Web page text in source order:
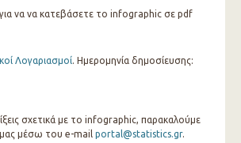
για να να κατεβάσετε το infographic σε pdf
Λογαριασμοί. Ημερομηνία δημοσίευσης:
σχετικά με το infographic, παρακαλούμε
μας μέσω του e-mail portal@statistics.gr.